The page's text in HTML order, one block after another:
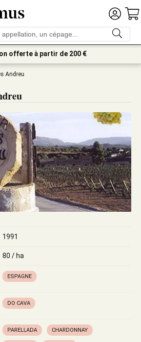
offerte à partir de 200 €
Andreu
1991
80 / ha
ESPAGNE
DO CAVA
PARELLADA CHARDONNAY